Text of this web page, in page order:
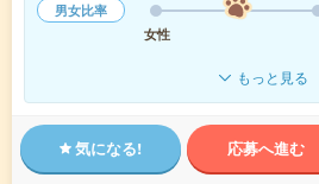
男女比率
女性
もっと見る
気になる! 応募へ進む